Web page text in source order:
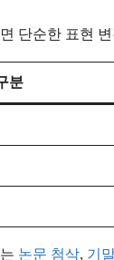
단순한 표현
분
논문 첨삭, 기